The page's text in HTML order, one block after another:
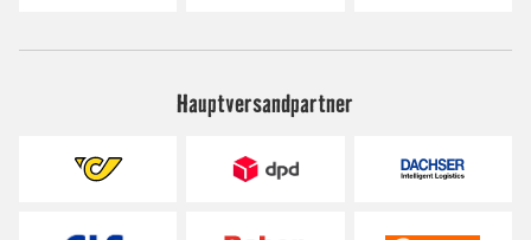
Hauptversandpartner